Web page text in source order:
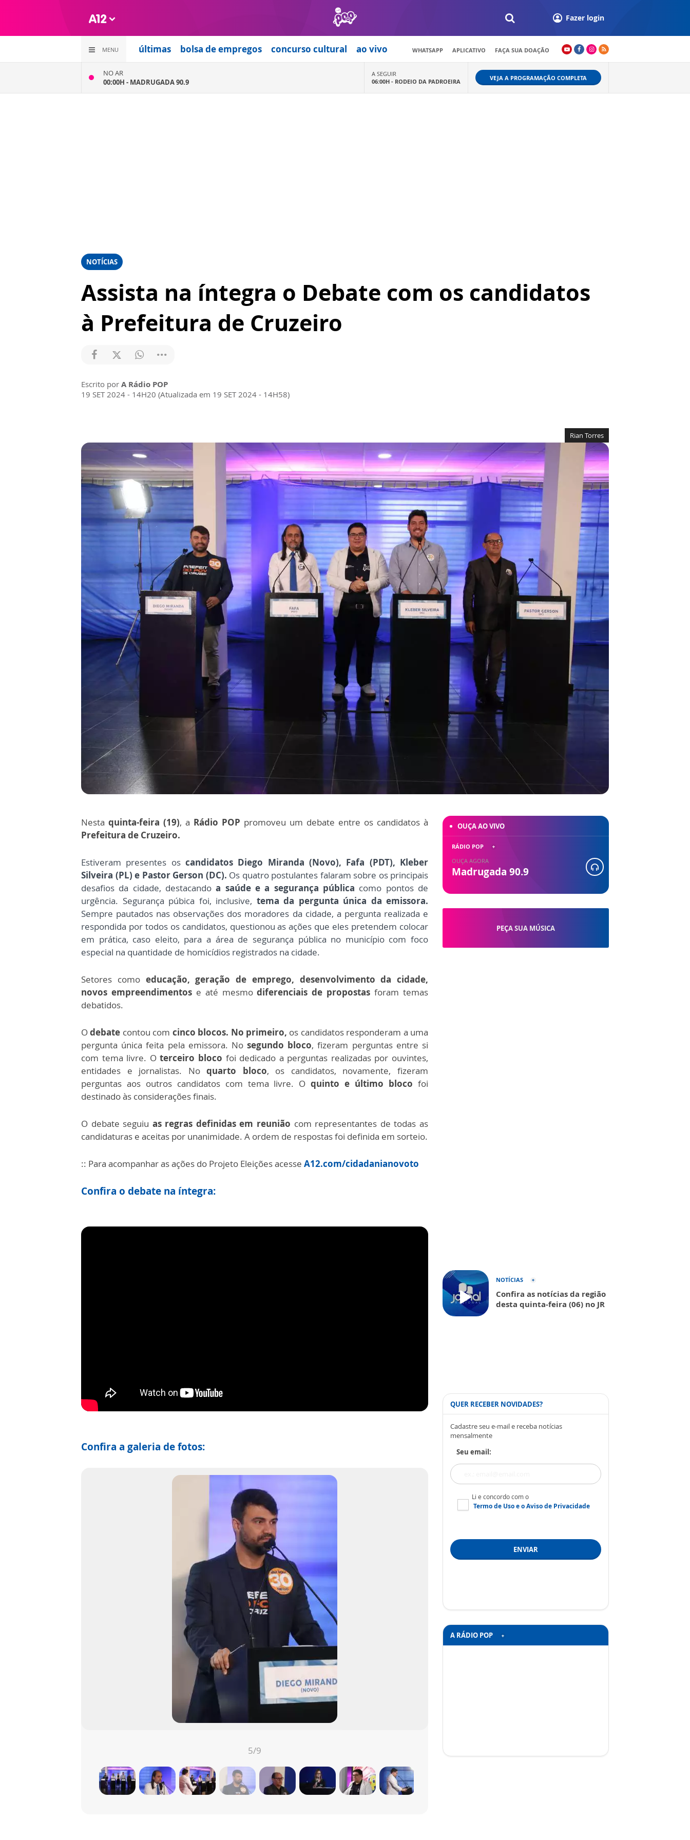
Fazer login
MENU últimas bolsa de empregos concurso cultural ao vivo WHATSAPP APLICATIVO FAÇA SUA DOAÇÃO
NO AR
00:00H - MADRUGADA 90.9
A SEGUIR
06:00H - RODEIO DA PADROEIRA VEJA A PROGRAMAÇÃO COMPLETA
NOTÍCIAS
Assista na íntegra o Debate com os candidatos
à Prefeitura de Cruzeiro
Escrito por A Rádio POP
19 SET 2024 - 14H20 (Atualizada em 19 SET 2024 - 14H58)
Rian Torres
Nesta quinta-feira (19), a Rádio POP promoveu um debate entre os candidatos à
Prefeitura de Cruzeiro.
Estiveram presentes os candidatos Diego Miranda (Novo), Fafa (PDT), Kleber
Silveira (PL) e Pastor Gerson (DC). Os quatropostulantes falaram sobre os principais
desafios da cidade, destacandoa saúde e a segurança pública como pontos de
urgência. Segurança púbica foi, inclusive, tema da pergunta única da emissora.
Sempre pautados nas observações dos moradores da cidade, a pergunta realizada e
respondida por todos os candidatos, questionou asações que eles pretendem colocar
em prática, caso eleito, para a área de segurança pública no município com foco
especial na quantidade de homicídios registrados na cidade.
Setores como educação, geração de emprego, desenvolvimento da cidade,
novos empreendimentose até mesmodiferenciais de propostas foram temas
debatidos.
Odebate contou com cinco blocos. No primeiro, os candidatos responderam a uma
pergunta única feita pela emissora. Nosegundo bloco, fizeram perguntas entre si
com tema livre. Oterceiro bloco foi dedicado a perguntas realizadas por ouvintes,
entidades e jornalistas. Noquarto bloco, os candidatos, novamente, fizeram
perguntas aos outros candidatos com tema livre. Oquinto e último bloco foi
destinado às considerações finais.
O debate seguiu as regras definidas em reunião com representantes de todas as
candidaturas e aceitas por unanimidade. A ordem de respostas foi definida em sorteio.
:: Para acompanhar as ações do Projeto Eleições acesse A12.com/cidadanianovoto
Confira o debate na íntegra:
Confira a galeria de fotos:
5/9
PEÇA SUA MÚSICA
OUÇA AO VIVO
RÁDIO POP
OUÇA AGORA
Madrugada 90.9
NOTÍCIAS
Confira as notícias da região
desta quinta-feira (06) no JR
QUER RECEBER NOVIDADES?
Cadastre seu e-mail e receba notícias
mensalmente
Seu email:
Li e concordo com o
Termo de Usoe oAviso de Privacidade
ENVIAR
A RÁDIO POP